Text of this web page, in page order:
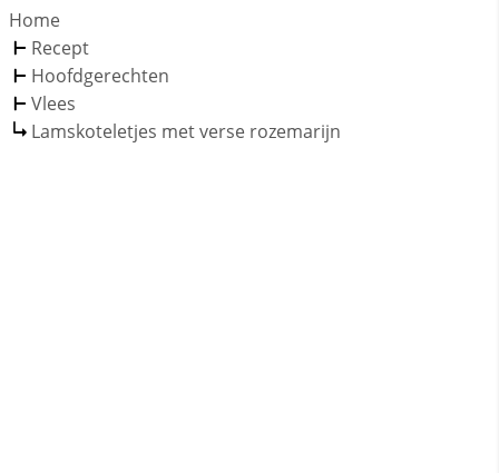
Home
Recept
Hoofdgerechten
Vlees
Lamskoteletjes met verse rozemarijn